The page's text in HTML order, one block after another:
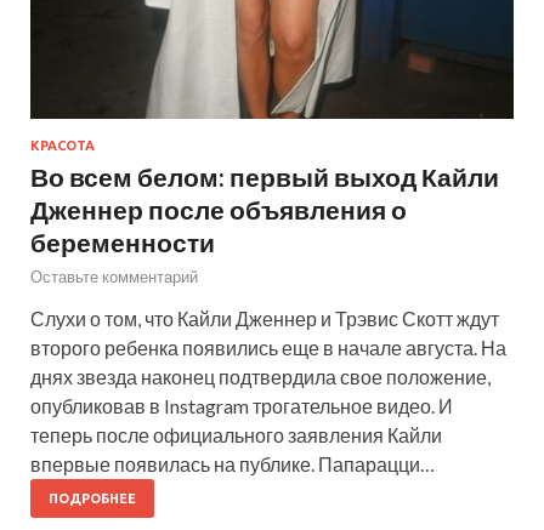
КРАСОТА
Во всем белом: первый выход Кайли
Дженнер после объявления о
беременности
Оставьте комментарий
Слухи о том, что Кайли Дженнер и Трэвис Скотт ждут
второго ребенка появились еще в начале августа. На
днях звезда наконец подтвердила свое положение,
опубликовав в Instagram трогательное видео. И
теперь после официального заявления Кайли
впервые появилась на публике. Папарацци…
ПОДРОБНЕЕ